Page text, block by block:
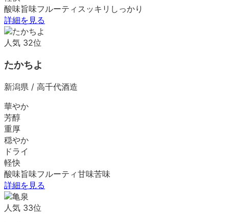
酸味旨味フルーティ スッキリ しっかり
詳細を見る
人気 32位
たかちよ
新潟県 / 高千代酒造
華やか
芳醇
重厚
穏やか
ドライ
軽快
酸味旨味フルーティ甘味苦味
詳細を見る
人気 33位